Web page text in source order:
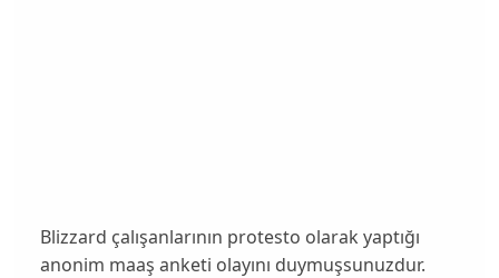
Blizzard çalışanlarının protesto olarak yaptığı
anonim maaş anketi olayını duymuşsunuzdur.